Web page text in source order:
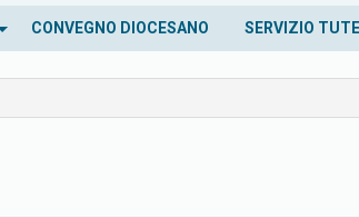
CONVEGNO DIOCESANO SERVIZIO